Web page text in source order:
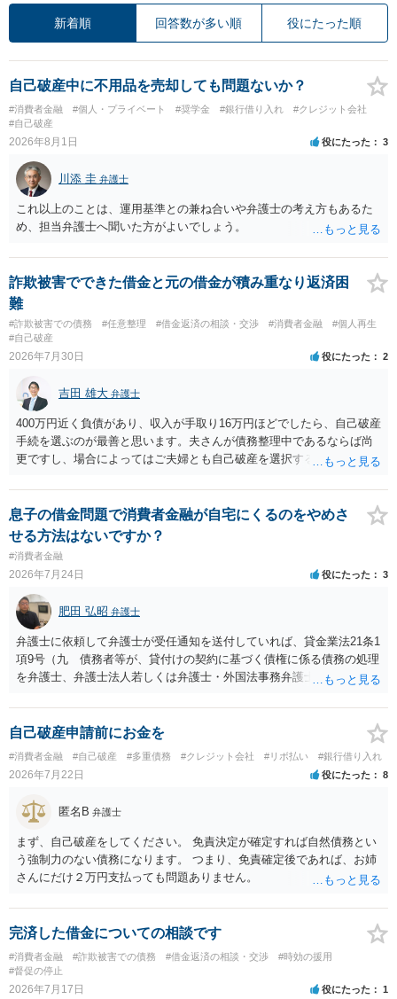
新着順 回答数が多い順 役にたった順
自己破産中に不用品を売却しても問題ないか？
#消費者金融 #個人・プライベート #奨学金 #銀行借り入れ
#クレジット会社
#自己破産
2026年8月1日 役にたった 3
川添 圭 弁護士
これ以上のことは、運用基準との兼ね合いや弁護士の考え方もあるた
め、担当弁護士へ聞いた方がよいでしょう。
詐欺被害でできた借金と元の借金が積み重なり返済困
難
#詐欺被害での債務 #任意整理 #借金返済の相談・交渉 #消費者金融
#個人再生
#自己破産
2026年7月30日 役にたった 2
吉田 雄大 弁護士
400万円近く負債があり、収入が手取り16万円ほどでしたら、自己破産
手続を選ぶのが最善と思います。夫さんが債務整理中であるならば尚
更ですし、場合によってはご夫婦とも自己破産を選択する方法もある
息子の借金問題で消費者金融が自宅にくるのをやめさ
せる方法はないですか？
#消費者金融
2026年7月24日 役にたった 3
肥田 弘昭 弁護士
弁護士に依頼して弁護士が受任通知を送付していれば、貸金業法21条1
項9号（九 債務者等が、貸付けの契約に基づく債権に係る債務の処理
を弁護士、弁護士法人若しくは弁護士・外国法事務弁護士共同法人若
等」という。）に委託し、又はその処理のため必要な裁判所における
民事事件に関する手続をとり、弁護士等又は裁判所から書面によりそ
の旨の通知があつた場合において、正当な理由がないのに、債務者等
に対し、電話をかけ、電報を送達し、若しくはファクシミリ装置を用
いて送信し、又は訪問する方法により、当該債務を弁済することを要
求し、これに対し債務者等から直接要求しないよう求められたにもか
かわらず、更にこれらの方法で当該債務を弁済することを要求するこ
と。）に違反しています。監督官庁に行政処分を求める、裁判所に仮
処分申請、不退去罪が成立すれば警察に通報などの対応が考えられま
す。ご参考にしてください。
自己破産申請前にお金を
#消費者金融 #自己破産 #多重債務 #クレジット会社 #リボ払い #銀行借り入れ
2026年7月22日 役にたった 8
匿名B 弁護士
まず、自己破産をしてください。 免責決定が確定すれば自然債務とい
う強制力のない債務になります。 つまり、免責確定後であれば、お姉
さんにだけ２万円支払っても問題ありません。
完済した借金についての相談です
#消費者金融 #詐欺被害での債務 #借金返済の相談・交渉
#時効の援用
#督促の停止
2026年7月17日 役にたった 1